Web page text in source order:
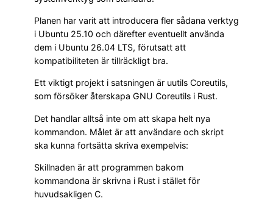
Planen har varit att introducera fler sådana verktyg
i Ubuntu 25.10 och därefter eventuellt använda
dem i Ubuntu 26.04 LTS, förutsatt att
kompatibiliteten är tillräckligt bra.
Ett viktigt projekt i satsningen är uutils Coreutils,
som försöker återskapa GNU Coreutils i Rust.
Det handlar alltså inte om att skapa helt nya
kommandon. Målet är att användare och skript
ska kunna fortsätta skriva exempelvis:
Skillnaden är att programmen bakom
kommandona är skrivna i Rust i stället för
huvudsakligen C.